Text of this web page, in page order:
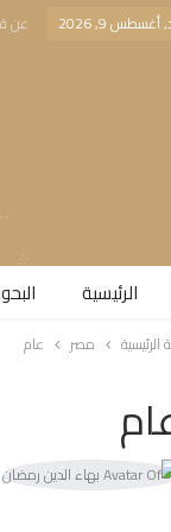
أغسطس 9, 2026 عن
الرئيسية
مصر عام